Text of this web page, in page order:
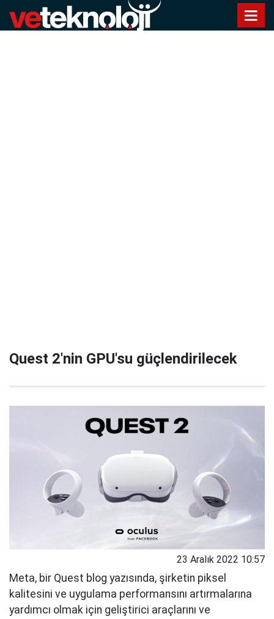
Quest 2'nin GPU'su güçlendirilecek
23 Aralık 2022 10:57
Meta, bir Quest blog yazısında, şirketin piksel
kalitesini ve uygulama performansını artırmalarına
yardımcı olmak için geliştirici araçlarını ve